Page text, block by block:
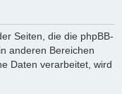
Seiten, die die phpBB-
anderen Bereichen
Daten verarbeitet, wird